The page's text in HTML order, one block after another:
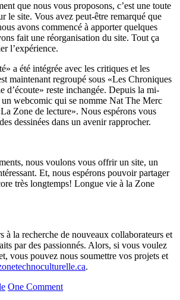
que nous vous proposons, c’est une toute
le site. Vous avez peut-être remarqué que
avons commencé à apporter quelques
fait une réorganisation du site. Tout ça
l’expérience.
a été intégrée avec les critiques et les
maintenant regroupé sous «Les Chroniques
d’écoute» reste inchangée. Depuis la mi-
webcomic qui se nomme Nat The Merc
Zone de lecture». Nous espérons vous
dessinées dans un avenir rapprocher.
nous voulons vous offrir un site, un
Et, nous espérons pouvoir partager
très longtemps! Longue vie à la Zone
à la recherche de nouveaux collaborateurs et
par des passionnés. Alors, si vous voulez
vous pouvez nous soumettre vos projets et
.
One Comment